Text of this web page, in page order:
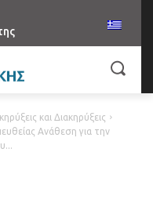
και Διακηρύξεις
Ανάθεση για την